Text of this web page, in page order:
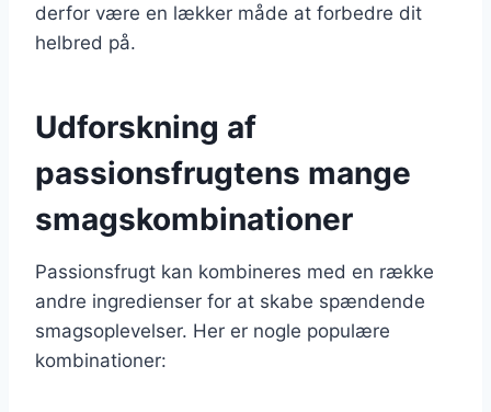
derfor være en lækker måde at forbedre dit
helbred på.
Udforskning af
passionsfrugtens mange
smagskombinationer
Passionsfrugt kan kombineres med en række
andre ingredienser for at skabe spændende
smagsoplevelser. Her er nogle populære
kombinationer: